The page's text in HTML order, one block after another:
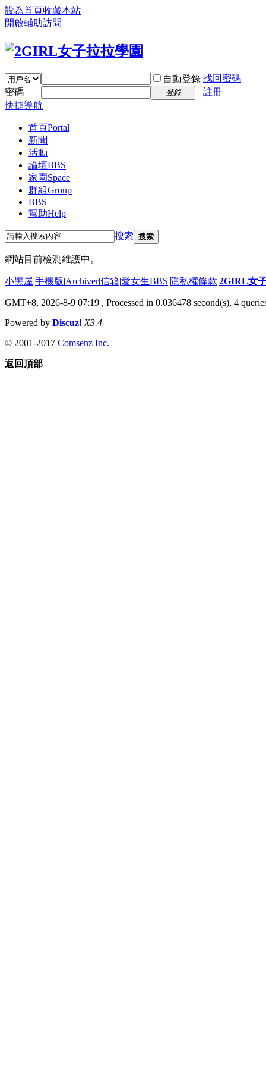
設為首頁收藏本站
開啟輔助訪問
自動登錄 找回密碼
密碼
登錄
註冊
快捷導航
首頁Portal
新聞
活動
論壇BBS
家園 Space
群組Group
BBS
幫助Help
搜索 搜索
網站目前檢測維護中。
小黑屋|手機版|Archiver|信箱|愛女生BBS|隱私權條款|2GIRL女
GMT+8, 2026-8-9 07:19 , Processed in 0.036478 second(s), 4
Powered by Discuz! X3.4
© 2001-2017 Comsenz Inc.
返回頂部